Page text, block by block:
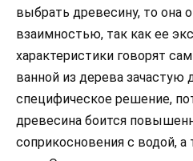
выбрать древесину, то она
взаимностью, так как ее
характеристики говорят
ванной из дерева зачастую
специфическое решение,
древесина боится
соприкосновения с водой,